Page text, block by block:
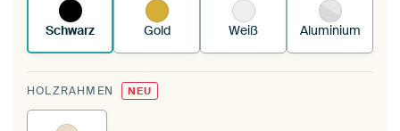
Schwarz Gold Weiß Aluminium
HOLZRAHMEN NEU